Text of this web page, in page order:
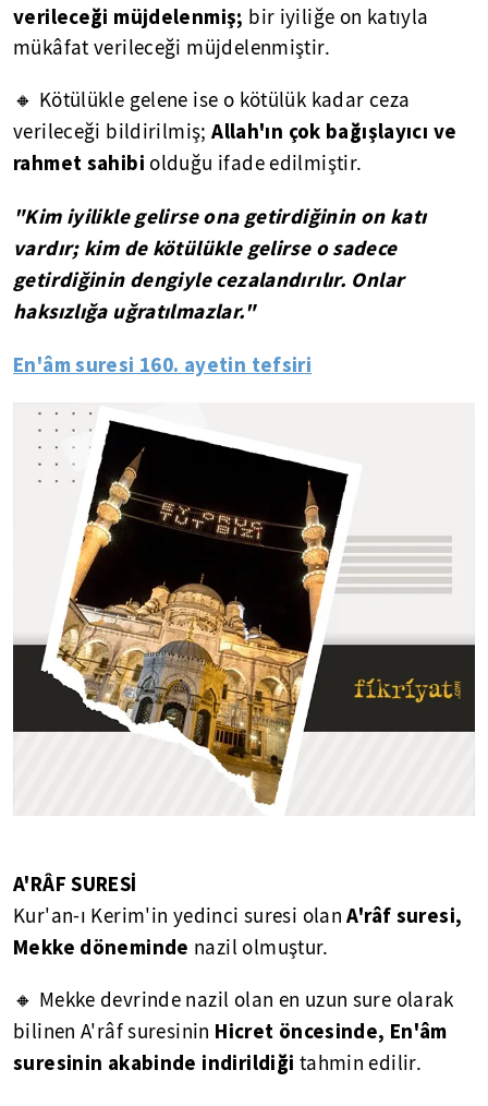
verileceği müjdelenmiş; bir iyiliğe on katıyla
mükâfat verileceği müjdelenmiştir.
🔸 Kötülükle gelene ise o kötülük kadar ceza
verileceği bildirilmiş;Allah'ın çok bağışlayıcı ve
rahmet sahibi olduğu ifade edilmiştir.
"Kim iyilikle gelirse ona getirdiğinin on katı
vardır; kim de kötülükle gelirse o sadece
getirdiğinin dengiyle cezalandırılır. Onlar
haksızlığa uğratılmazlar."
En'âm suresi 160. ayetin tefsiri
A'RÂF SURESİ
Kur'an-ı Kerim'in yedinci suresi olanA'râf suresi,
Mekke döneminde nazil olmuştur.
🔸 Mekke devrinde nazil olan en uzun sure olarak
bilinen A'râf suresinin Hicret öncesinde, En'âm
suresinin akabinde indirildiği tahmin edilir.